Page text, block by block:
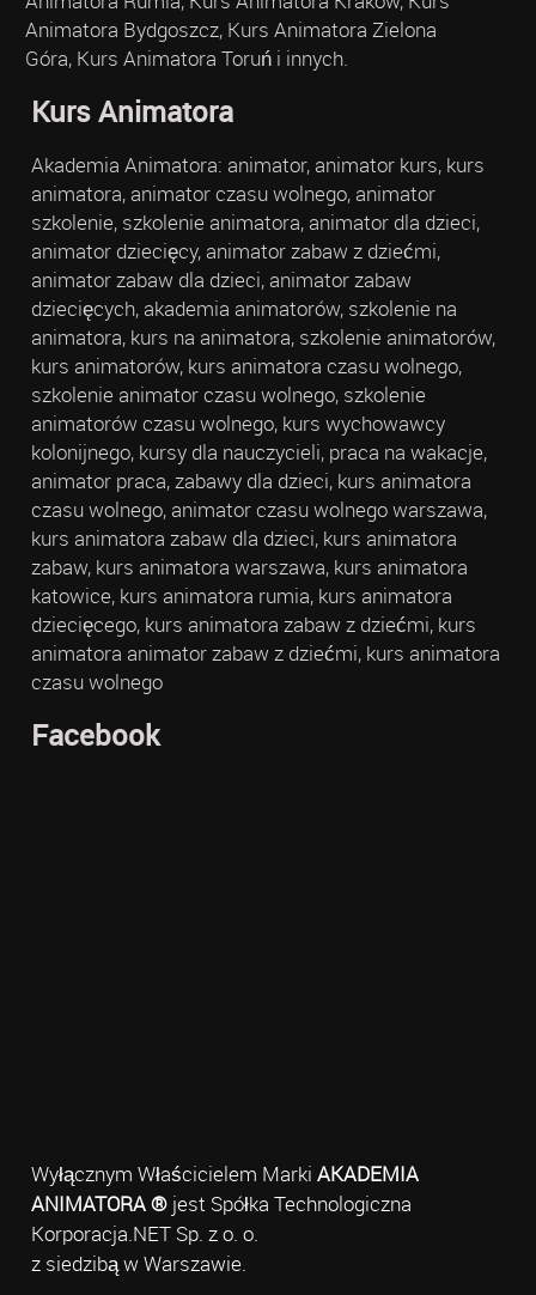
Animatora Bydgoszcz, Kurs Animatora Zielona
Góra, Kurs Animatora Toruń i innych.
Kurs Animatora
Akademia Animatora: animator, animator kurs, kurs
animatora, animator czasu wolnego, animator
szkolenie, szkolenie animatora, animator dla dzieci,
animator dziecięcy, animator zabaw z dziećmi,
animator zabaw dla dzieci, animator zabaw
dziecięcych, akademia animatorów, szkolenie na
animatora, kurs na animatora, szkolenie animatorów,
kurs animatorów, kurs animatora czasu wolnego,
szkolenie animator czasu wolnego, szkolenie
animatorów czasu wolnego, kurs wychowawcy
kolonijnego, kursy dla nauczycieli, praca na wakacje,
animator praca, zabawy dla dzieci, kurs animatora
czasu wolnego, animator czasu wolnego warszawa,
kurs animatora zabaw dla dzieci, kurs animatora
zabaw, kurs animatora warszawa, kurs animatora
katowice, kurs animatora rumia, kurs animatora
dziecięcego, kurs animatora zabaw z dziećmi, kurs
animatora animator zabaw z dziećmi, kurs animatora
czasu wolnego
Facebook
Wyłącznym Właścicielem Marki AKADEMIA
ANIMATORA ®jest Spółka Technologiczna
Korporacja.NET Sp. z o. o.
z siedzibą w Warszawie.